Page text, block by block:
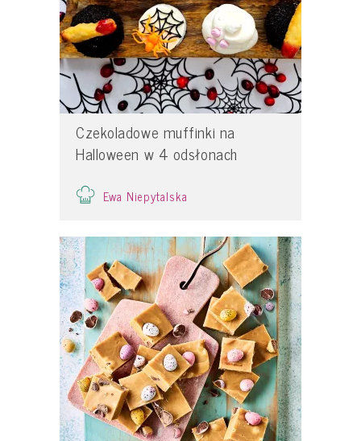
Czekoladowe muffinki na
Halloween w 4 odsłonach
Ewa Niepytalska